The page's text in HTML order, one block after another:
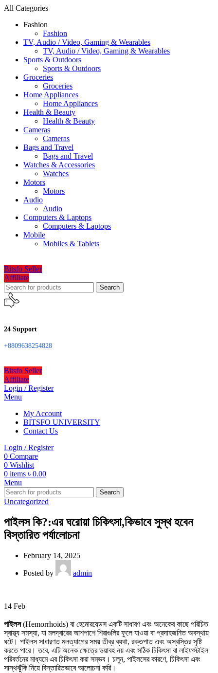
All Categories
Fashion
Fashion
TV, Audio / Video, Gaming & Wearables
TV, Audio / Video, Gaming & Wearables
Sports & Outdoors
Sports & Outdoors
Groceries
Groceries
Home Appliances
Home Appliances
Health & Beauty
Health & Beauty
Cameras
Cameras
Bags and Travel
Bags and Travel
Watches & Accessories
Watches
Motors
Motors
Audio
Audio
Computers & Laptops
Computers & Laptops
Mobile
Mobiles & Tablets
Bitsfo Seller
Affiliate
Search
24 Support
+8809638254828
Bitsfo Seller
Affiliate
Login / Register
Menu
My Account
BITSFO UNIVERSITY
Contact Us
Login / Register
0 Compare
0 Wishlist
0 items ৳ 0.00
Menu
Search
Uncategorized
পাইলস কি?:এর ঘরোয়া চিকিৎসা,কিভাবে সুস্থ হবেন
বিস্তারিত পর্যালোচনা
February 14, 2025
Posted by admin
14 Feb
পাইলস(Hemorrhoids) বা হেমোরয়েডস একটি সাধারণ এবং অনেকের কাছে পরিচিত
স্বাস্থ্য সমস্যা, যা মলদ্বারের আশপাশে শিরাগুলির ফুলে যাওয়া বা প্রদাহজনিত অবস্থায়
ঘটে। পাইলস সাধারণত মলত্যাগের সময় তীব্র ব্যথা, রক্তপাত এবং অস্বস্তির সৃষ্টি
করতে পারে। তবে, এটি অনেক ক্ষেত্রে ভয়াবহ নয় এবং সঠিক চিকিৎসা বা লাইফস্টাইল
পরিবর্তনের মাধ্যমে এর চিকিৎসা করা সম্ভব। চলুন, পাইলসের কারণে, চিকিৎসা এবং
সাস্থঝুঁকি নিয়ে বিস্তারিতভাবে আলোচনা করি।